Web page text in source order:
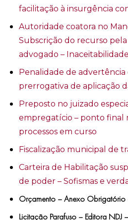
facilitação à insurgência
Autoridade coatora no
Subscrição do recurso pela
advogado – Inaceitabilidade
Penalidade de
prerrogativa de aplicação
Preposto no juizado
empregatício – ponto final
processos em curso
Fiscalização municipal de
Carteira de Habilitação
de poder – Sofismas e
Orçamento – Anexo
Licitação Parafuso – Editora